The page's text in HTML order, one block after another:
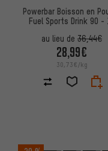
Powerbar Boisson en
Fuel Sports Drink 90 -
au lieu de 36,44€
28,99€
30,73€/kg